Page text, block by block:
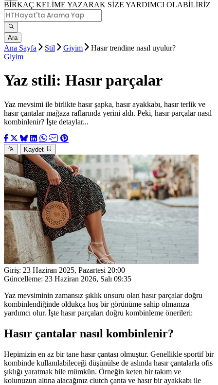
BİRKAÇ KELİME YAZARAK SİZE YARDIMCI OLABİLİRİZ
Ara
Ana Sayfa Stil Giyim
Hasır trendine nasıl uyulur?
Giyim
Yaz stili: Hasır parçalar
Yaz mevsimi ile birlikte hasır şapka, hasır ayakkabı, hasır terlik ve
hasır çantalar mağaza raflarında yerini aldı. Peki, hasır parçalar nasıl
kombinlenir? İşte detaylar...
Kaydet
Giriş: 23 Haziran 2025, Pazartesi 20:00
Güncelleme: 23 Haziran 2026, Salı 09:35
Yaz mevsiminin zamansız şıklık unsuru olan hasır parçalar doğru
kombinlendiğinde oldukça hoş bir görünüme sahip olmanıza
yardımcı olur. İşte hasır parçaları doğru kombinleme önerileri:
Hasır çantalar nasıl kombinlenir?
Hepimizin en az bir tane hasır çantası olmuştur. Genellikle sportif bir
kombinde kullanılabileceği düşünülse de aslında hasır çantalarla ofis
şıklığı yaratmak bile mümkün. Örneğin keten bir takım ve
kolunuzun altına alacağınız clutch çanta ve hasır bir ayakkabı ile